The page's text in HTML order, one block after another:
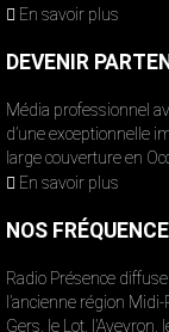
En savoir plus
DEVENIR
Média professionnel
d’une exceptionnelle
large couverture en
En savoir plus
NOS
Radio Présence
l’ancienne région
Gers, le Lot,